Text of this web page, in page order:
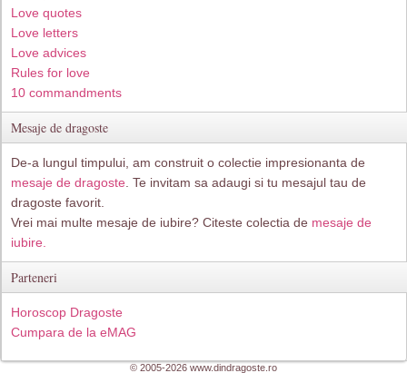
Love quotes
Love letters
Love advices
Rules for love
10 commandments
Mesaje de dragoste
De-a lungul timpului, am construit o colectie impresionanta de
mesaje de dragoste . Te invitam sa adaugi si tu mesajul tau de
dragoste favorit.
Vrei mai multe mesaje de iubire? Citeste colectia de mesaje de
iubire.
Parteneri
Horoscop Dragoste
Cumpara de la eMAG
© 2005-2026 www.dindragoste.ro